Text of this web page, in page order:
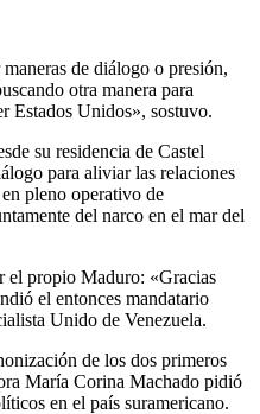
de diálogo o presión,
otra manera para
Estados Unidos», sostuvo.
su residencia de Castel
para aliviar las relaciones
pleno operativo de
del narco en el mar del
el propio Maduro: «Gracias
el entonces mandatario
Unido de Venezuela.
de los dos primeros
María Corina Machado pidió
en el país suramericano.